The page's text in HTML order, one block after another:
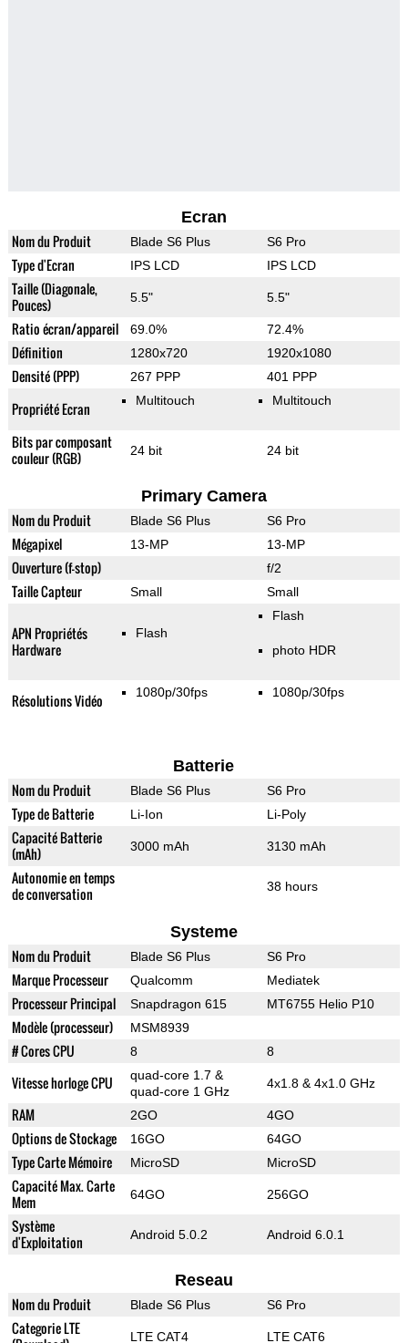
Ecran
Nom du Produit Blade S6 Plus S6 Pro
Type d'Ecran IPS LCD IPS LCD
Taille (Diagonale,
Pouces)
5.5" 5.5"
Ratio écran/appareil 69.0% 72.4%
Définition 1280x720 1920x1080
Densité (PPP) 267 PPP 401 PPP
Propriété Ecran Multitouch Multitouch
Bits par composant
couleur (RGB)
24 bit 24 bit
Primary Camera
Nom du Produit Blade S6 Plus S6 Pro
Mégapixel 13-MP 13-MP
Ouverture (f-stop) f/2
Taille Capteur Small Small
APN Propriétés
Hardware
Flash
Flash
photo HDR
Résolutions Vidéo 1080p/30fps 1080p/30fps
Batterie
Nom du Produit Blade S6 Plus S6 Pro
Type de Batterie Li-Ion Li-Poly
Capacité Batterie
(mAh)
3000 mAh 3130 mAh
Autonomie en temps
de conversation
38 hours
Systeme
Nom du Produit Blade S6 Plus S6 Pro
Marque Processeur Qualcomm Mediatek
Processeur Principal Snapdragon 615 MT6755 Helio P10
Modèle (processeur) MSM8939
# Cores CPU 8 8
Vitesse horloge CPU
quad-core 1.7 &
quad-core 1 GHz
4x1.8 & 4x1.0 GHz
RAM 2GO 4GO
Options de Stockage 16GO 64GO
Type Carte Mémoire MicroSD MicroSD
Capacité Max. Carte
Mem
64GO 256GO
Système
d'Exploitation
Android 5.0.2 Android 6.0.1
Reseau
Nom du Produit Blade S6 Plus S6 Pro
Categorie LTE
LTE CAT4 LTE CAT6